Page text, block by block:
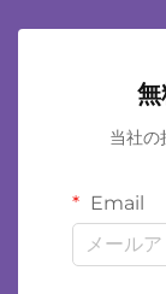
当社の
Email